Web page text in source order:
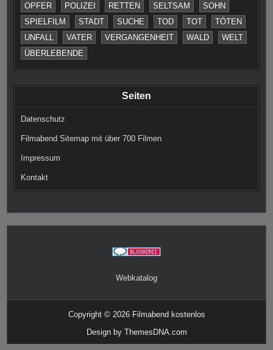
OPFER
POLIZEI RETTEN SELTSAM
SOHN
SPIELFILM
STADT SUCHE TOD TOT
TÖTEN
UNFALL
VATER VERGANGENHEIT WALD
WELT
ÜBERLEBENDE
Seiten
Datenschutz
Filmabend Sitemap mit über 700 Filmen
Impressum
Kontakt
Webkatalog
Copyright © 2026 Filmabend kostenlos
Design by ThemesDNA.com